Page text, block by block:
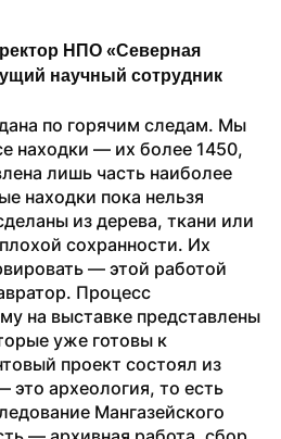
НПО «Северная
научный сотрудник
по горячим следам. Мы
находки — их более 1450,
лишь часть наиболее
находки пока нельзя
из дерева, ткани или
сохранности. Их
— этой работой
Процесс
на выставке представлены
уже готовы к
проект состоял из
это археология, то есть
Мангазейского